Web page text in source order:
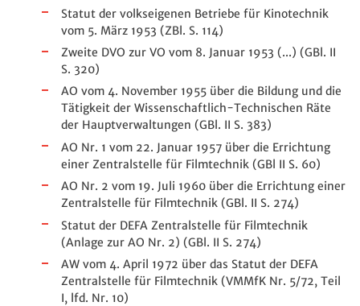
Statut der volkseigenen Betriebe für Kinotechnik
vom 5. März 1953 (ZBl. S. 114)
Zweite DVO zur VO vom 8. Januar 1953 (...) (GBl. II
S. 320)
AO vom 4. November 1955 über die Bildung und die
Tätigkeit der Wissenschaftlich-Technischen Räte
der Hauptverwaltungen (GBl. II S. 383)
AO Nr. 1 vom 22. Januar 1957 über die Errichtung
einer Zentralstelle für Filmtechnik (GBl II S. 60)
AO Nr. 2 vom 19. Juli 1960 über die Errichtung einer
Zentralstelle für Filmtechnik (GBl. II S. 274)
Statut der DEFA Zentralstelle für Filmtechnik
(Anlage zur AO Nr. 2) (GBl. II S. 274)
AW vom 4. April 1972 über das Statut der DEFA
Zentralstelle für Filmtechnik (VMMfK Nr. 5/72, Teil
I, lfd. Nr. 10)